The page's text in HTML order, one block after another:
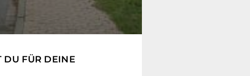
DU FÜR DEINE